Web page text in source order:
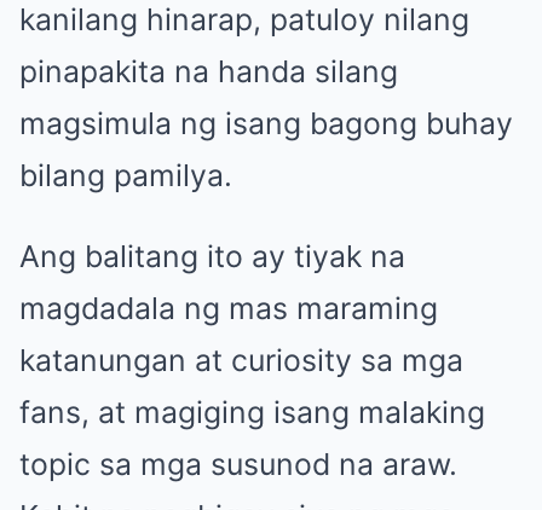
kanilang hinarap, patuloy nilang
pinapakita na handa silang
magsimula ng isang bagong buhay
bilang pamilya.
Ang balitang ito ay tiyak na
magdadala ng mas maraming
katanungan at curiosity sa mga
fans, at magiging isang malaking
topic sa mga susunod na araw.